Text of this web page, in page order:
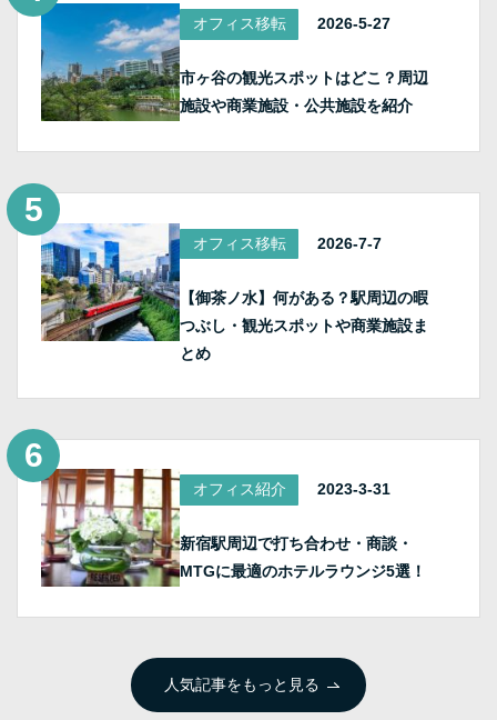
オフィス移転 2026-5-27
市ヶ谷の観光スポットはどこ？周辺
施設や商業施設・公共施設を紹介
オフィス移転 2026-7-7
【御茶ノ水】何がある？駅周辺の暇
つぶし・観光スポットや商業施設ま
とめ
オフィス紹介 2023-3-31
新宿駅周辺で打ち合わせ・商談・
MTGに最適のホテルラウンジ5選！
人気記事をもっと見る